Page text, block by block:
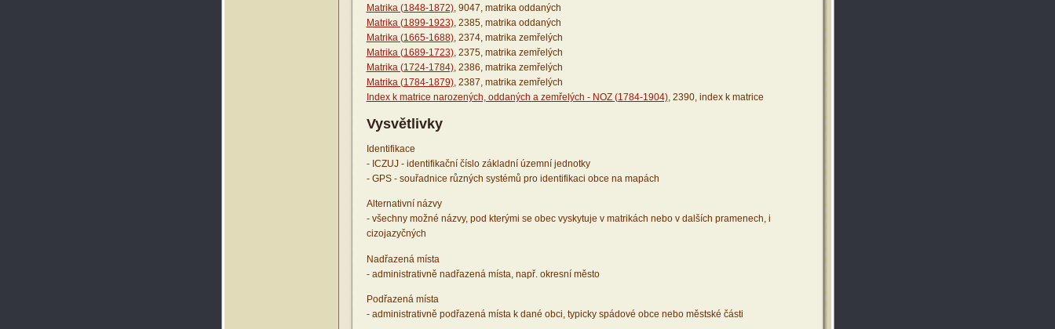
Matrika (1848-1872), 9047, matrika oddaných
Matrika (1899-1923), 2385, matrika oddaných
Matrika (1665-1688), 2374, matrika zemřelých
Matrika (1689-1723), 2375, matrika zemřelých
Matrika (1724-1784), 2386, matrika zemřelých
Matrika (1784-1879), 2387, matrika zemřelých
Index k matrice narozených, oddaných a zemřelých - NOZ (1784-1904), 2390, index k matrice
Vysvětlivky
Identifikace
- ICZUJ - identifikační číslo základní územní jednotky
- GPS - souřadnice různých systémů pro identifikaci obce na mapách
Alternativní názvy
- všechny možné názvy, pod kterými se obec vyskytuje v matrikách nebo v dalších pramenech, i
cizojazyčných
Nadřazená místa
- administrativně nadřazená místa, např. okresní město
Podřazená místa
- administrativně podřazená místa k dané obci, typicky spádové obce nebo městské části